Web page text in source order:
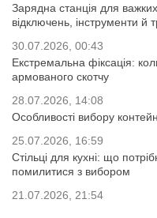
Зарядна станція для
відключень, інструменти й
30.07.2026, 00:43
Екстремальна фіксація:
армованого скотчу
28.07.2026, 14:08
Особливості вибору
25.07.2026, 16:59
Стільці для кухні: що
помилитися з вибором
21.07.2026, 21:54